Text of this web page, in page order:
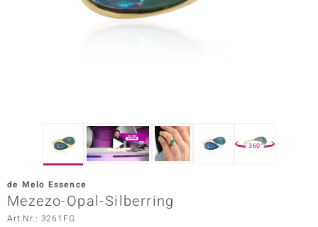
Vogue
360°
de Melo Essence
Mezezo-Opal-Silberring
Art.Nr.: 3261FG